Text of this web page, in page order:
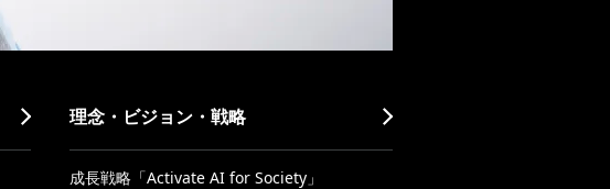
理念・ビジョン・戦略
成長戦略「Activate AI for Society」